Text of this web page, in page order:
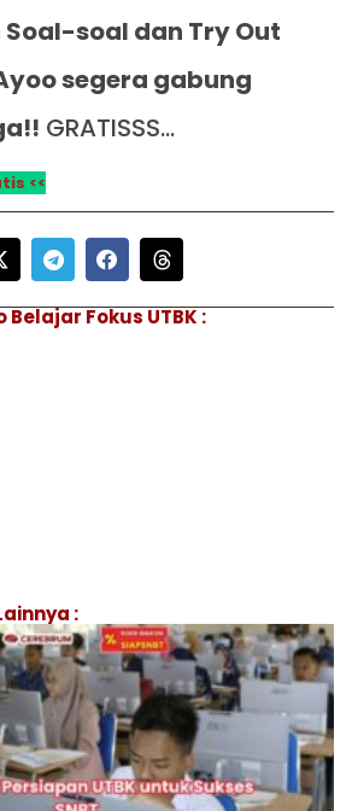
soal dan Try Out
segera gabung
GRATISSS…
<<
Fokus UTBK :
: